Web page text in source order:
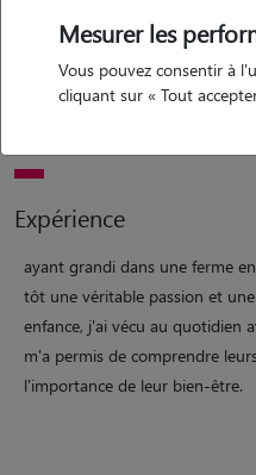
mets tout en oeuvre pour que
bénéfique pour eux. je serais
discuter de vos attentes et des
Expérience
ayant grandi dans une ferme
tôt une véritable passion et
enfance, j'ai vécu au quotidien
m'a permis de comprendre
l'importance de leur bien-être.
Mesurer les
Vous pouvez consentir à
cliquant sur « Tout